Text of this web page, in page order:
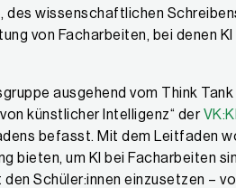
wissenschaftlichen
von Facharbeiten, bei denen KI
ausgehend vom Think Tank
künstlicher Intelligenz“ der
befasst. Mit dem Leitfaden
bieten, um KI bei Facharbeiten
Schüler:innen einzusetzen –